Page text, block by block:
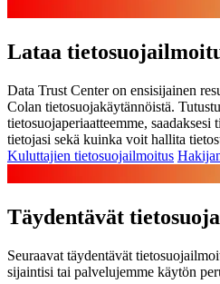
Lataa
Data Trust Center on ensisijainen
Colan tietosuojakäytännöistä.
tietosuojaperiaatteemme,
tietojasi sekä kuinka voit hallita
Kuluttajien tietosuojailmoitus
Täydentävät
Seuraavat täydentävät
sijaintisi tai palvelujemme käytön